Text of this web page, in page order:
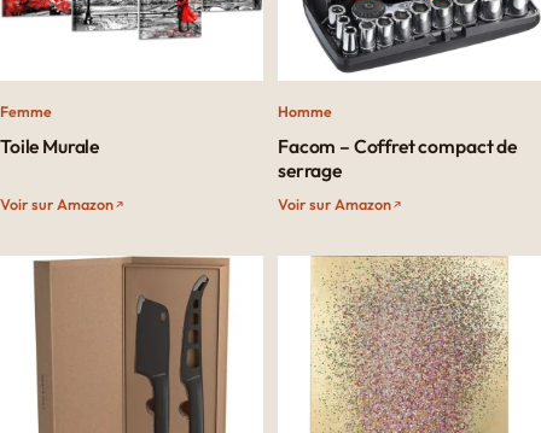
Femme
Toile Murale
Voir sur Amazon
Homme
Facom – Coffret compact de
serrage
Voir sur Amazon